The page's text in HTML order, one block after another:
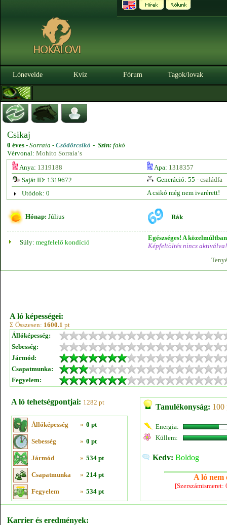
Lónevelde Kvíz Fórum Tagok/lovak
Csikaj
0 éves - Sorraia - Csődörcsikó - Szín: fakó
Vérvonal: Mohito Sorraia‘s
Anya: 1319188 Apa: 1318357
Saját ID: 1319672
Generáció: 55 - családfa
Utódok: 0
A csikó még nem ivarérett!
Hónap: Július Rák
Súly: megfelelő kondíció
Egészséges! A
Képfeltöltés nincs aktiválva!
A ló képességei:
Σ Összesen: 1600.1 pt
Állóképesség:
Sebesség:
Jármód:
Csapatmunka:
Fegyelem:
A ló tehetségpontjai: 1282 pt
Állóképesség » 0 pt
Sebesség » 0 pt
Jármód » 534 pt
Csapatmunka » 214 pt
Fegyelem » 534 pt
Tanulékonyság: 100
Energia:
Küllem:
Kedv: Boldog
A ló nem
Karrier és eredmények: